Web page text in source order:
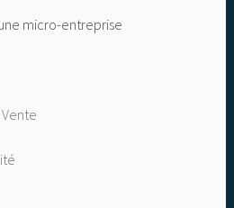
micro-entreprise